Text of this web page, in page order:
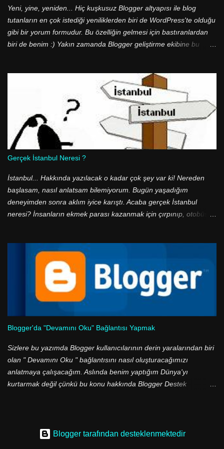
sabit disk boyutlarını düşündüğümüzde de 500 GB'lık bir sabit
diskte 75 GB yeri -bazen- gereksiz yere heba etmi...
Yeni, yine, yeniden... Hiç kuşkusuz Blogger altyapısı ile blog
tutanların en çok istediği yeniliklerden biri de WordPress'te olduğu
gibi bir yorum formudur. Bu özelliğin gelmesi için bastıranlardan
biri de benim :) Yakın zamanda Blogger geliştirme ekibine bu
gerektirecek bir yanlış bulunmasa da bazı arkadaşların hataya
düştüklerini farkettim. Şablon kodları arasında p class='comment-
footer' satırını arayan arkadaşlar buldukları ilk satırı benim
yazımda verdiğim kodlara uyup uymadığını denetlemeden yeni
kodlar ile değiştiriyorlar. Şablonunuzda iki adet p class='comment-
footer' sınıfı var. Lütfen bulduğunuz kodların yazıdaki ile aynı
olduğuna dikkat edin.
Gerçek İstanbul Neresi ?
İstanbul... Hakkında yazılacak o kadar çok şey var ki! Nereden
başlasam, nasıl anlatsam bilemiyorum. Bugün yaşadığım
deneyimden sonra aklım iyice karıştı. Acaba gerçek İstanbul
neresi? İnsanların ekmek parası kazanmak için çırpınıp, otobüs
gri renkli şehir mi? Yoksa yeşil ile mavinin buluştuğu, tarihi eserleri
ve doğal güzelliklerin birbiri ardı sıralandığı, boğaza nazır yalıların
olduğu bir cennet mi? Aslında aradaki zıtlıklar çok daha güzel, çok
daha belirgin dile getirilebilir. Ancak ben daha fazla ileri gitmek
istemiyorum. Çünkü ben, çünkü ben... Çünkü ben İstanbul'un en
Blogger'da "Devamını Oku" Bağlantısı Yapmak
Sizlere bu yazımda Blogger kullanıcılarının derin yaralarından biri
olan " Devamını Oku " bağlantısını nasıl oluşturacağımızı
anlatmaya çalışacağım. Aslında benim yaptığım Dünya'yı
kurtarmak değil çünkü bu konu hakkında Blogger Destek
Şimdi daha fazla uzatmadan nasıl yapılır onu öğrenelim...
Blogger tarafından desteklenmektedir